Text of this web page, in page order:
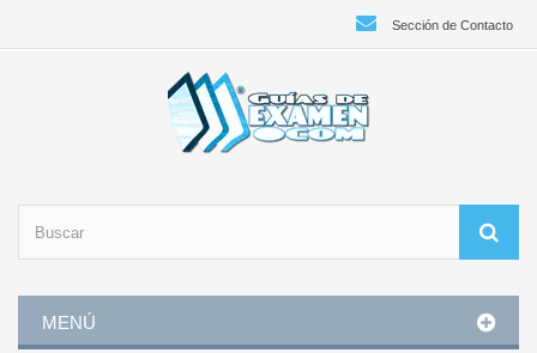
Sección de Contacto
MENÚ